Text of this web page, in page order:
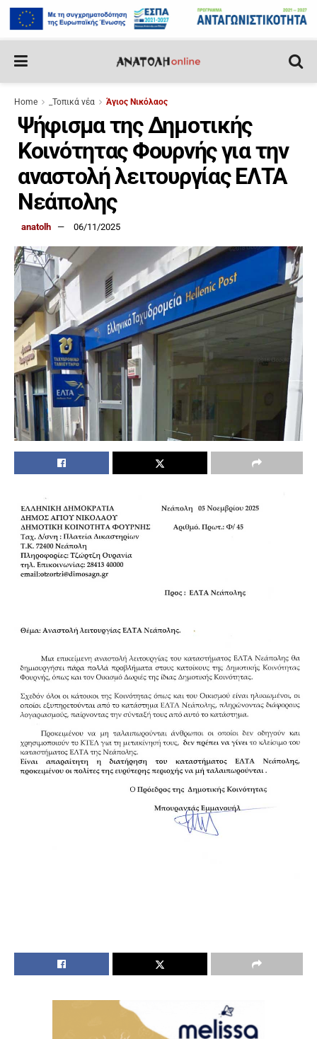
Home _Τοπικά νέα Άγιος Νικόλαος
Ψήφισμα της Δημοτικής
Κοινότητας Φουρνής για την
αναστολή λειτουργίας ΕΛΤΑ
Νεάπολης
anatolh 06/11/2025